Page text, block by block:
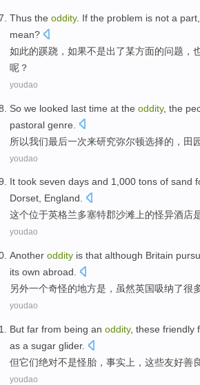
Thus the oddity. If the problem is not a part
mean?
如此的蹊跷 ， 如果不是出了某方面的问题 ，
呢？
youdao
So we looked last time at the oddity, the
pastoral genre
所以我们最后一次来研究弥尔顿选择的 ，田
youdao
It took seven days and 1,000 tons of sand
Dorset, England.
这个位于英格兰多塞特郡沙滩上的怪异酒店
youdao
Another oddity is that although Britain
its own abroad
另外一个奇怪的地方是 ， 虽然英国吸纳了很
youdao
But far from being an oddity, these friendly
as a sugar glider.
但它们绝对不是怪胎 ， 事实上 ， 这些友好善
youdao